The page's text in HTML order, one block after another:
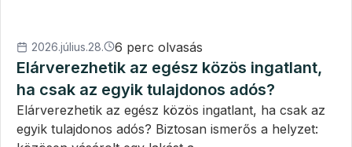
2026.július.28. 6 perc olvasás
Elárverezhetik az egész közös ingatlant,
ha csak az egyik tulajdonos adós?
Elárverezhetik az egész közös ingatlant, ha csak az
egyik tulajdonos adós? Biztosan ismerős a helyzet: